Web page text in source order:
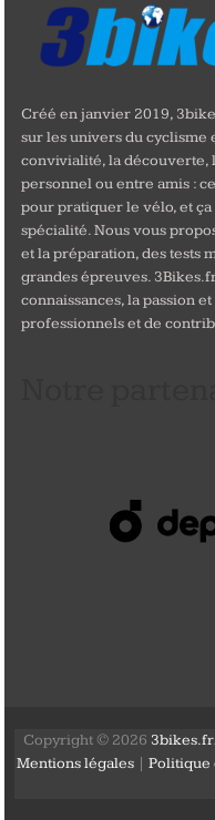
Créé en janvier 2019,
sur les univers du cyclisme
convivialité, la découverte,
personnel ou entre amis :
pour pratiquer le vélo, et
spécialité. Nous vous
et la préparation, des tests
grandes épreuves.
connaissances, la passion
professionnels et de
Copyright © 2026 3bikes.fr
Mentions légales |Politique